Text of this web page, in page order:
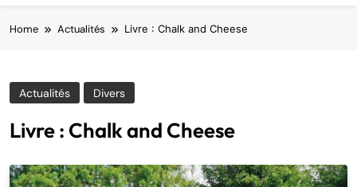
Home Actualités Livre : Chalk and Cheese
Actualités Divers
Livre : Chalk and Cheese